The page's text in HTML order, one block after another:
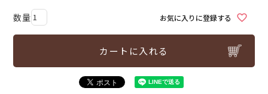
お気に入りに登録する
カートに入れる